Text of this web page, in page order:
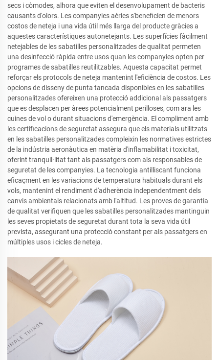
secs i còmodes, alhora que eviten el desenvolupament de bacteris
causants d'olors. Les companyies aèries s'beneficien de menors
costos de neteja i una vida útil més llarga del producte gràcies a
aquestes característiques autonetejants. Les superfícies fàcilment
netejables de les sabatilles personalitzades de qualitat permeten
una desinfecció ràpida entre usos quan les companyies opten per
programes de sabatilles reutilitzables. Aquesta capacitat permet
reforçar els protocols de neteja mantenint l'eficiència de costos. Les
opcions de disseny de punta tancada disponibles en les sabatilles
personalitzades ofereixen una protecció addicional als passatgers
que es desplacen per àrees potencialment perilloses, com ara les
cuines de vol o durant situacions d'emergència. El compliment amb
les certificacions de seguretat assegura que els materials utilitzats
en les sabatilles personalitzades compleixin les normatives estrictes
de la indústria aeronàutica en matèria d'inflamabilitat i toxicitat,
oferint tranquil·litat tant als passatgers com als responsables de
seguretat de les companyies. La tecnologia antilliscant funciona
eficaçment en les variacions de temperatura habituals durant els
vols, mantenint el rendiment d'adherència independentment dels
canvis ambientals relacionats amb l'altitud. Les proves de garantia
de qualitat verifiquen que les sabatilles personalitzades mantinguin
les seves propietats de seguretat durant tota la seva vida útil
prevista, assegurant una protecció constant per als passatgers en
múltiples usos i cicles de neteja.